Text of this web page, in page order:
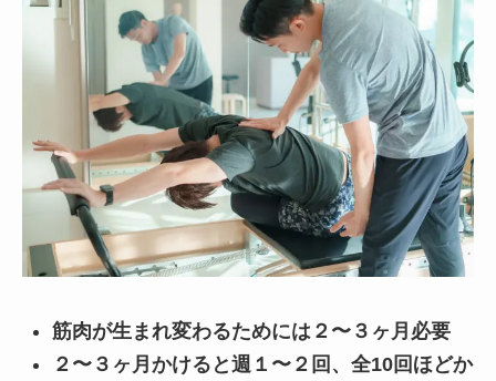
筋肉が生まれ変わるためには２〜３ヶ月必要
２〜３ヶ月かけると週１〜２回、全10回ほどか